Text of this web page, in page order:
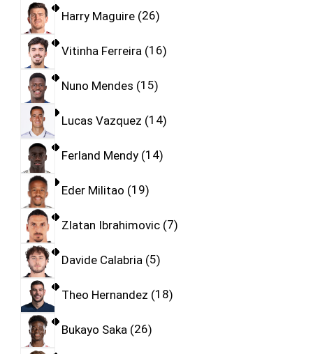
Harry Maguire 26
Vitinha Ferreira 16
Nuno Mendes 15
Lucas Vazquez 14
Ferland Mendy 14
Eder Militao 19
Zlatan Ibrahimovic 7
Davide Calabria 5
Theo Hernandez 18
Bukayo Saka 26